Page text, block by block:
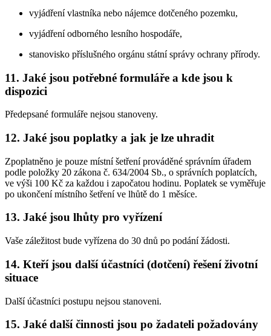
vyjádření vlastníka nebo nájemce dotčeného pozemku,
vyjádření odborného lesního hospodáře,
stanovisko příslušného orgánu státní správy ochrany přírody.
11. Jaké jsou potřebné formuláře a kde jsou k
dispozici
Předepsané formuláře nejsou stanoveny.
12. Jaké jsou poplatky a jak je lze uhradit
Zpoplatněno je pouze místní šetření prováděné správním úřadem
podle položky 20 zákona č. 634/2004 Sb., o správních poplatcích,
ve výši 100 Kč za každou i započatou hodinu. Poplatek se vyměřuje
po ukončení místního šetření ve lhůtě do 1 měsíce.
13. Jaké jsou lhůty pro vyřízení
Vaše záležitost bude vyřízena do 30 dnů po podání žádosti.
14. Kteří jsou další účastníci (dotčení) řešení životní
situace
Další účastníci postupu nejsou stanoveni.
15. Jaké další činnosti jsou po žadateli požadovány